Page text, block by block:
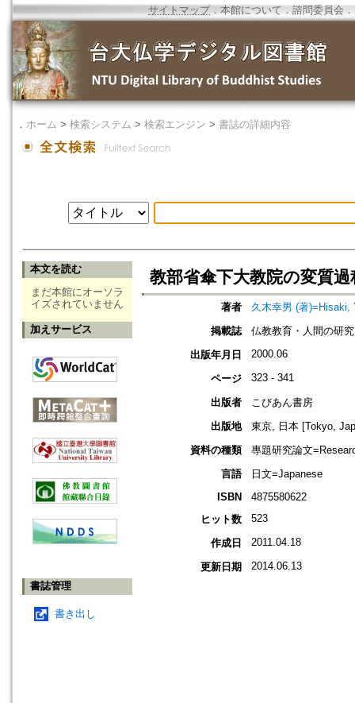
サイトマップ．本館について ． 諮問委員会 ．
． ホーム > 検索システム > 検索エンジン > 書誌の詳細内容
本文を読む
まだ本館にオーソラ
イズされていません
加えサービス
書誌管理
書き出し
教部省傘下大教院の変質過
著者
久木幸男 (著)=Hisaki,
掲載誌
仏教教育・人間の研
出版年月日
2000.06
ページ 323 - 341
出版者
こびあん書房
出版地
東京, 日本 [Tokyo,
資料の種類
專題研究論文
言語
日文=Japanese
ISBN
4875580622
ヒット数
523
作成日 2011.04.18
更新日期 2014.06.13